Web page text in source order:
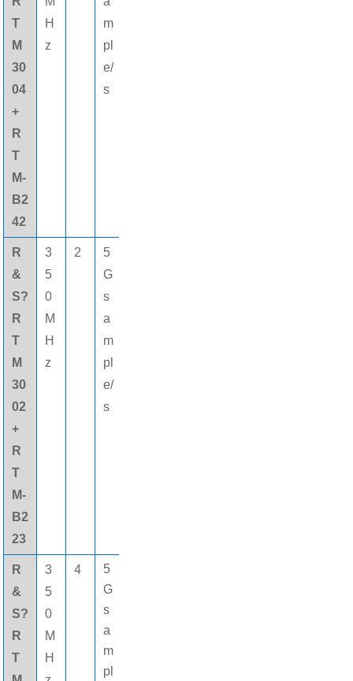
T
M
30
04
+
R
T
M-
B2
42
H
z
m
pl
e/
s
R
&
S?
R
T
M
30
02
+
R
T
M-
B2
23
3
5
0
M
H
z
2
5
G
s
a
m
pl
e/
s
R
&
S?
R
T
3
5
0
M
H
4
5
G
s
a
m
pl